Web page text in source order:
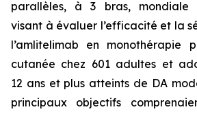
parallèles, à 3 bras, mondiale
visant à évaluer l’efficacité et la
l’amlitelimab en monothérapie
cutanée chez 601 adultes et
12 ans et plus atteints de DA
principaux objectifs